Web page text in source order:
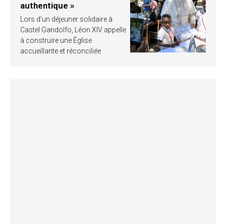
authentique »
Lors d’un déjeuner solidaire à
Castel Gandolfo, Léon XIV appelle
à construire une Église
accueillante et réconciliée